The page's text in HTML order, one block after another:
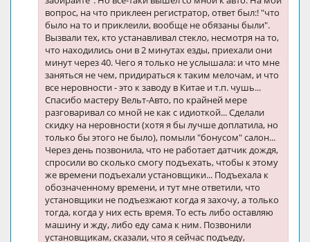
вопрос, на что приклеен регистратор, ответ был:! "что
было на то и приклеили, вообще не обязаны были".
Вызвали тех, кто устанавливал стекло, несмотря на то,
что находились они в 2 минутах езды, приехали они
минут через 40. Чего я только не услышала: и что мне
заняться не чем, придираться к таким мелочам, и что
все неровности - это к заводу в Китае и т.п. чушь...
Спасибо мастеру Вельт-Авто, по крайней мере
разговаривал со мной не как с идиоткой... Сделали
скидку на неровности (хотя я бы лучше доплатила, но
только бы этого не было), помыли "бонусом" салон...
Через день позвонила, что не работает датчик дождя,
спросили во сколько смогу подъехать, чтобы к этому
же времени подъехали установщики... Подъехала к
обозначенному времени, и тут мне ответили, что
установщики не подъезжают когда я захочу, а только
тогда, когда у них есть время. То есть либо оставляю
машину и жду, либо еду сама к ним. Позвонили
установщикам, сказали, что я сейчас подъеду,